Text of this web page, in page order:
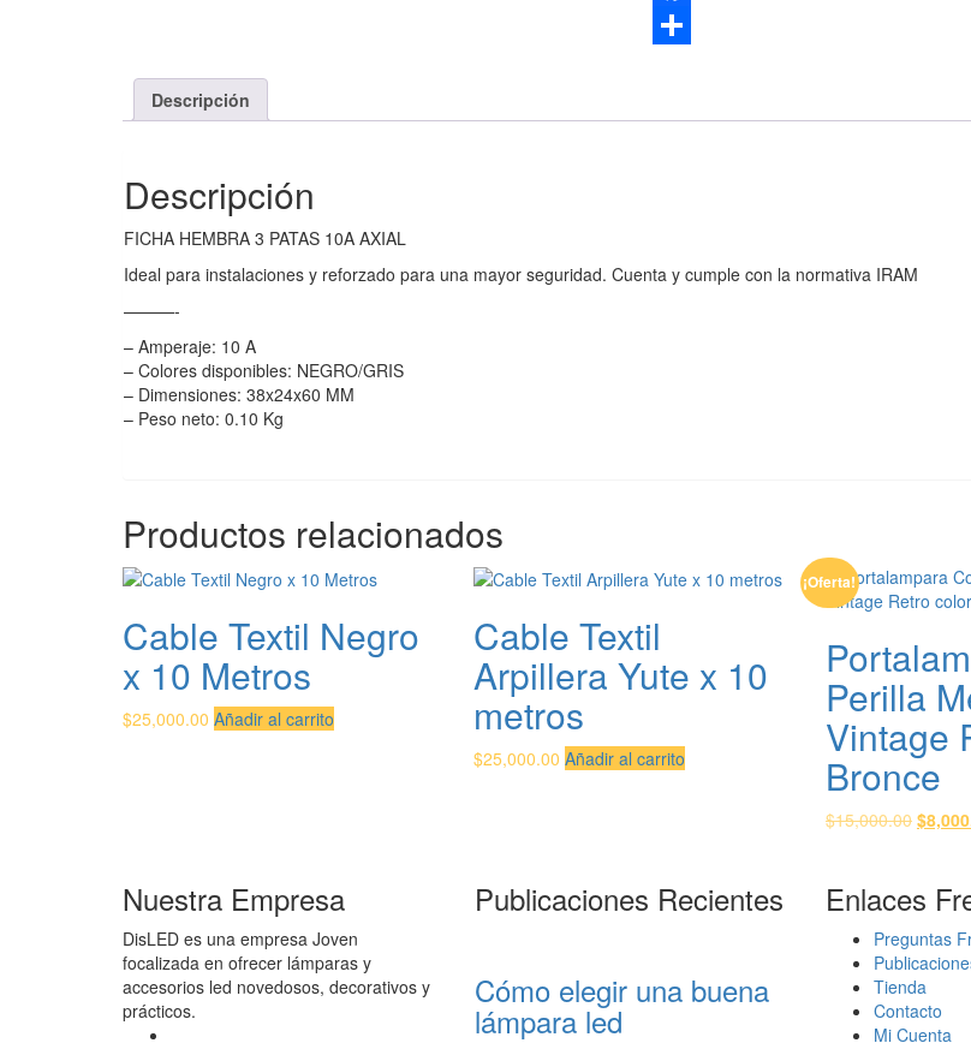
Facebook
Descripción
Descripción
FICHA HEMBRA 3 PATAS 10A AXIAL
Ideal para instalaciones y reforzado para una mayor seguridad. Cuenta y cumple con la normativa IRAM
———-
– Amperaje: 10 A
– Colores disponibles: NEGRO/GRIS
– Dimensiones: 38x24x60 MM
– Peso neto: 0.10 Kg
Productos relacionados
Cable Textil Negro
x 10 Metros
$25,000.00 Añadir al carrito
Cable Textil
Arpillera Yute x 10
metros
$25,000.00 Añadir al carrito
¡Oferta!
Perilla
Vintage
Bronce
$15,000.00 El
era:
$
Nuestra Empresa
DisLED es una empresa Joven
focalizada en ofrecer lámparas y
accesorios led novedosos, decorativos y
prácticos.
Publicaciones Recientes
Cómo elegir una buena
lámpara led
Enlaces
Preguntas
Tienda
Contacto
Mi Cuenta